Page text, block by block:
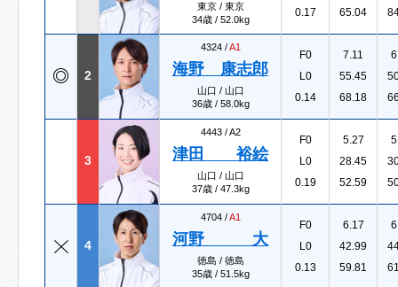
東京 / 東京
34歳 / 52.0kg
0.17
65.04
2
4324 /A1
海野 康志郎
山口 / 山口
36歳 / 58.0kg
F0
L0
0.14
7.11
55.45
68.18
3
4443 /A2
津田 裕絵
山口 / 山口
37歳 / 47.3kg
F0
L0
0.19
5.27
28.45
52.59
4
4704 /A1
河野 大
徳島 / 徳島
35歳 / 51.5kg
F0
L0
0.13
6.17
42.99
59.81